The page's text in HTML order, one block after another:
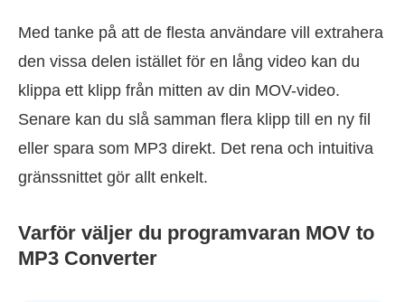
Med tanke på att de flesta användare vill extrahera
den vissa delen istället för en lång video kan du
klippa ett klipp från mitten av din MOV-video.
Senare kan du slå samman flera klipp till en ny fil
eller spara som MP3 direkt. Det rena och intuitiva
gränssnittet gör allt enkelt.
Varför väljer du programvaran MOV to
MP3 Converter